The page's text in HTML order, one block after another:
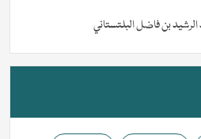
بن فاضل البلتستاني